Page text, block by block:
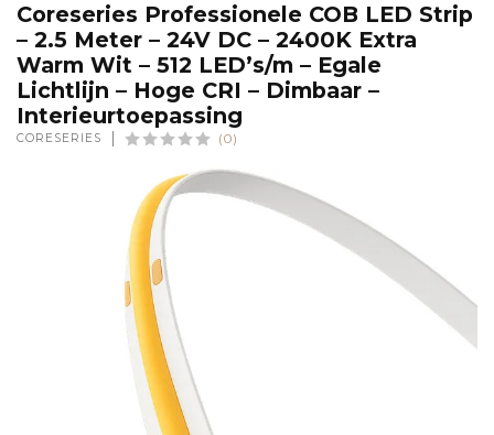
Coreseries Professionele COB LED Strip
– 2.5 Meter – 24V DC – 2400K Extra
Warm Wit – 512 LED’s/m – Egale
Lichtlijn – Hoge CRI – Dimbaar –
Interieurtoepassing
CORESERIES (0)